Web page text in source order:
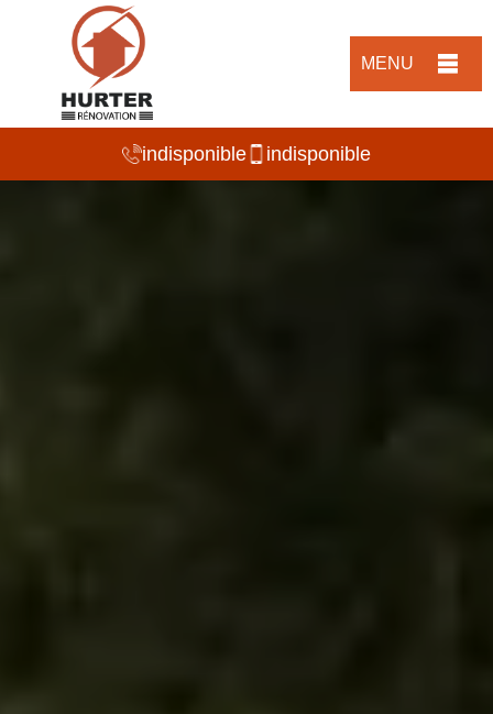
MENU
indisponible indisponible